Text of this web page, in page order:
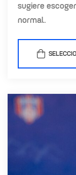
sugiere
normal.